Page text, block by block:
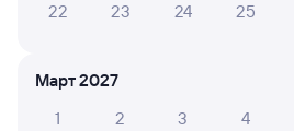
Обратные билеты из
Билеты на поезд Вологда
22 23 24 25
Март 2027
1
2 3 4